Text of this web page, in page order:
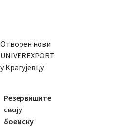
Отворен нови
UNIVEREXPORT
у Крагујевцу
Резервишите
своју
боемску